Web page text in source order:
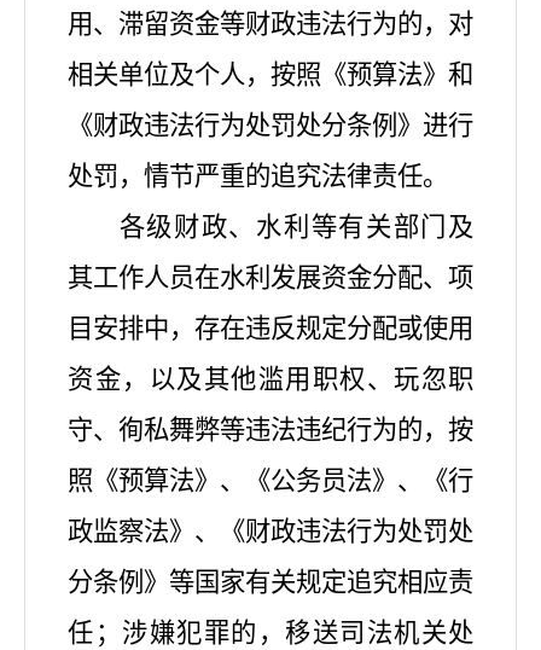
用、滞留资金等财政违法行为的，对
相关单位及个人，按照《预算法》和
《财政违法行为处罚处分条例》进行
处罚，情节严重的追究法律责任。
各级财政、水利等有关部门及
其工作人员在水利发展资金分配、项
目安排中，存在违反规定分配或使用
资金，以及其他滥用职权、玩忽职
守、徇私舞弊等违法违纪行为的，按
照《预算法》、《公务员法》、《行
政监察法》、《财政违法行为处罚处
分条例》等国家有关规定追究相应责
任；涉嫌犯罪的，移送司法机关处